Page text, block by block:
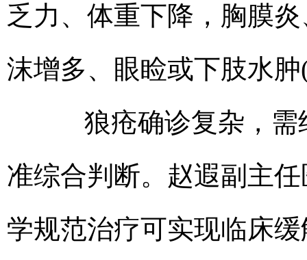
乏力、体重下降，胸膜
沫增多、眼睑或下肢水
狼疮确诊复杂，需
准综合判断。赵遐副主
学规范治疗可实现临床